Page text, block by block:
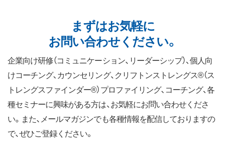
まずはお気軽に
お問い合わせください。
企業向け研修（コミュニケーション、リーダーシップ）、個人向
けコーチング、カウンセリング、クリフトンストレングス®（ス
トレングスファインダー®）プロファイリング、コーチング、各
種セミナーに興味がある方は、お気軽にお問い合わせくださ
い。また、メールマガジンでも各種情報を配信しておりますの
で、ぜひご登録ください。